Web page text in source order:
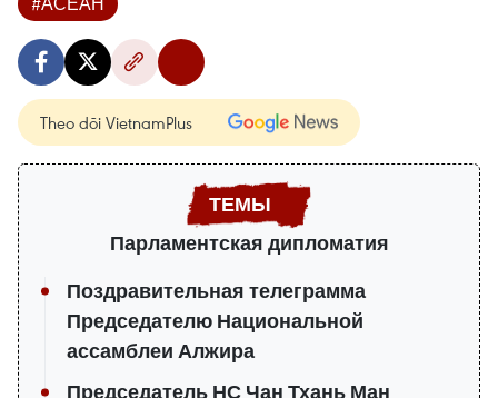
Theo dõi VietnamPlus
Парламентская дипломатия
Поздравительная телеграмма
Председателю Национальной
ассамблеи Алжира
Председатель НС Чан Тхань Ман